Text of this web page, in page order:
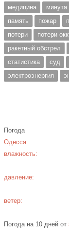
медицина
память
пожар
потери
потери
ракетный обстрел
статистика
суд
электроэнергия
Погода
Одесса
влажность:
давление:
ветер:
Погода на 10 дней от